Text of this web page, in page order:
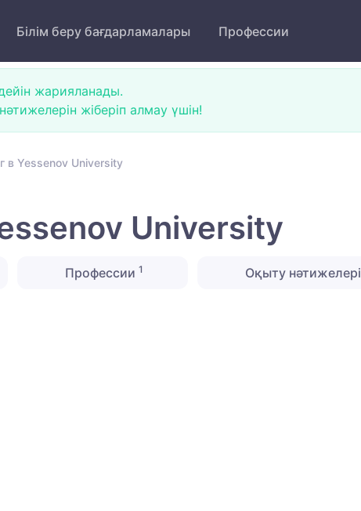
Білім беру бағдарламалары Профессии
жарияланады.
жіберіп алмау үшін!
в Yessenov University
University
Профессии1 Оқыту нәтижелері